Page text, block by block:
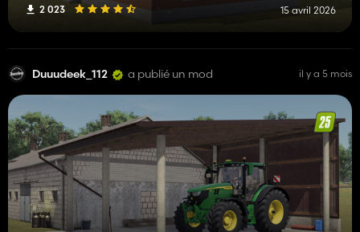
2 023 15 avril 2026
Duuudeek_112 a publié un mod il y a 5 mois